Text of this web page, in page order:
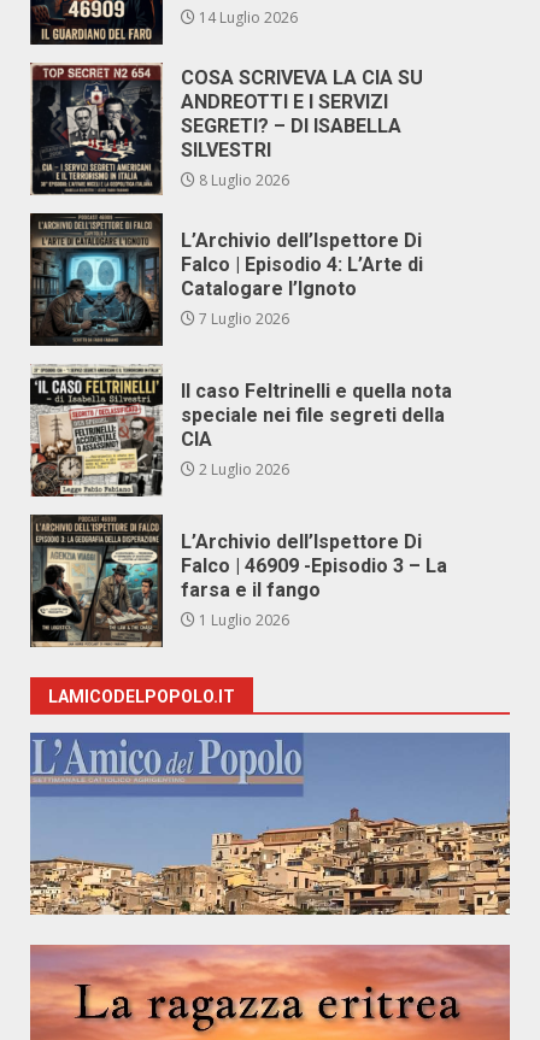
14 Luglio 2026
COSA SCRIVEVA LA CIA SU
ANDREOTTI E I SERVIZI
SEGRETI? – DI ISABELLA
SILVESTRI
8 Luglio 2026
L’Archivio dell’Ispettore Di
Falco | Episodio 4: L’Arte di
Catalogare l’Ignoto
7 Luglio 2026
Il caso Feltrinelli e quella nota
speciale nei file segreti della
CIA
2 Luglio 2026
L’Archivio dell’Ispettore Di
Falco | 46909 -Episodio 3 – La
farsa e il fango
1 Luglio 2026
LAMICODELPOPOLO.IT